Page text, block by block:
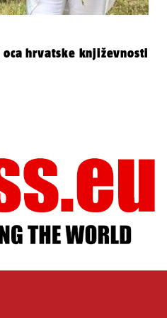
hrvatske književnosti